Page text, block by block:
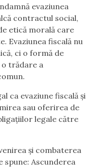
evaziunea
contractul social,
etică morală care
Evaziunea fiscală nu
ci o formă de
trădare a
ca evaziune fiscală și
sau oferirea de
legale către
și combaterea
spune: Ascunderea